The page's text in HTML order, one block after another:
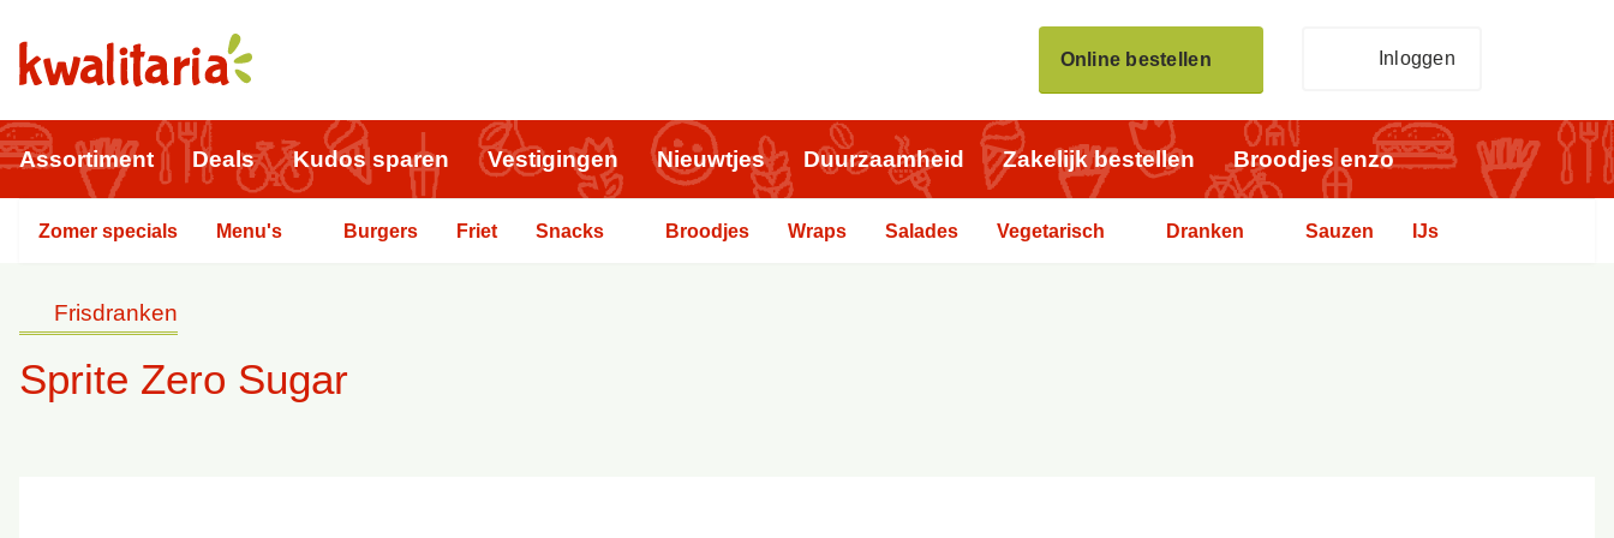
Online bestellen Inloggen
Assortiment Deals Kudos sparen Vestigingen Nieuwtjes Duurzaamheid Zakelijk bestellen Broodjes enzo
Zomer specials Menu's Burgers Friet Snacks Broodjes Wraps Salades Vegetarisch Dranken Sauzen IJs
Frisdranken
Sprite Zero Sugar